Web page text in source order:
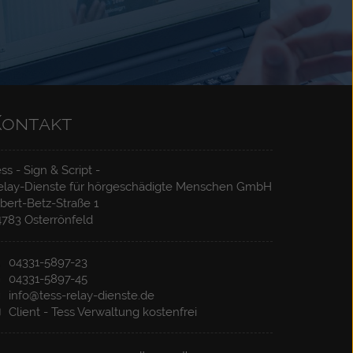
Wir vermitteln Ihre Notrufe zur zuständigen
Notrufleitstelle. Kostenlos und bundesweit. Sie
können über die Relay-Dienste die Notrufe 110
und 112 anrufen. Kostenlose Registrierung und
- Sign & Script -
Dienste für hörgeschädigte Menschen GmbH
Betz-Straße 1
Osterrönfeld
04331-5897-23
04331-5897-45
info@tess-relay-dienste.de
Client - Tess Verwaltung kostenfrei